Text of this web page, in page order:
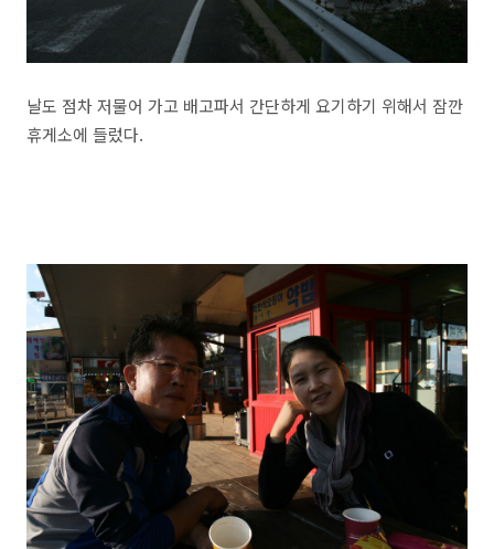
날도 점차 저물어 가고 배고파서 간단하게 요기하기 위해서 잠깐
휴게소에 들렀다.